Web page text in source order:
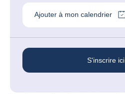
Ajouter à mon calendrier
S'inscrire ici